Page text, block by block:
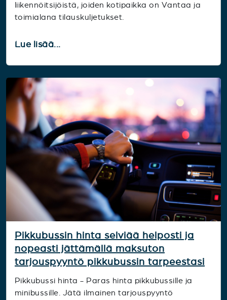
liikennöitsijöistä, joiden kotipaikka on Vantaa ja
toimialana tilauskuljetukset.
Lue lisää...
Pikkubussin hinta selviää helposti ja
nopeasti jättämällä maksuton
tarjouspyyntö pikkubussin tarpeestasi
Pikkubussi hinta - Paras hinta pikkubussille ja
minibussille. Jätä ilmainen tarjouspyyntö